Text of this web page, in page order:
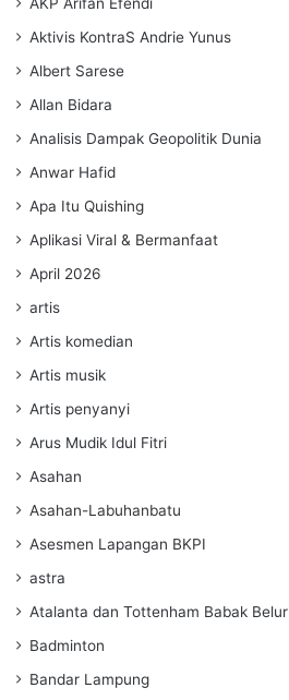
AKP Arifan Efendi
Aktivis KontraS Andrie Yunus
Albert Sarese
Allan Bidara
Analisis Dampak Geopolitik Dunia
Anwar Hafid
Apa Itu Quishing
Aplikasi Viral & Bermanfaat
April 2026
artis
Artis komedian
Artis musik
Artis penyanyi
Arus Mudik Idul Fitri
Asahan
Asahan-Labuhanbatu
Asesmen Lapangan BKPI
astra
Atalanta dan Tottenham Babak Belur
Badminton
Bandar Lampung